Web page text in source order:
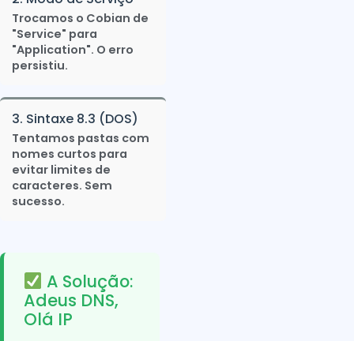
Trocamos o Cobian de
"Service" para
"Application". O erro
persistiu.
3. Sintaxe 8.3 (DOS)
Tentamos pastas com
nomes curtos para
evitar limites de
caracteres. Sem
sucesso.
A Solução:
Adeus DNS,
Olá IP